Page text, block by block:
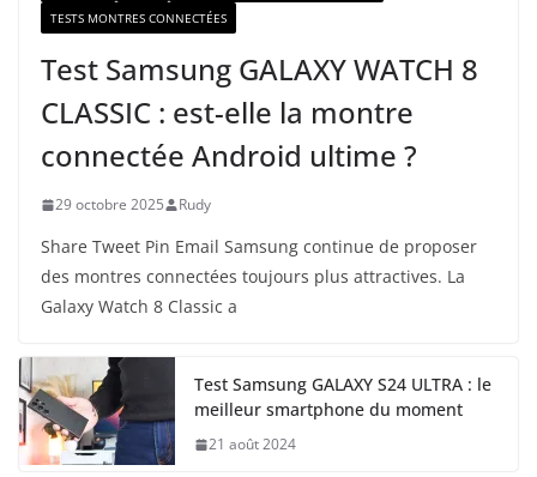
TESTS MONTRES CONNECTÉES
Test Samsung GALAXY WATCH 8
CLASSIC : est-elle la montre
connectée Android ultime ?
29 octobre 2025 Rudy
Share Tweet Pin Email Samsung continue de proposer
des montres connectées toujours plus attractives. La
Galaxy Watch 8 Classic a
Test Samsung GALAXY S24 ULTRA : le
meilleur smartphone du moment
21 août 2024